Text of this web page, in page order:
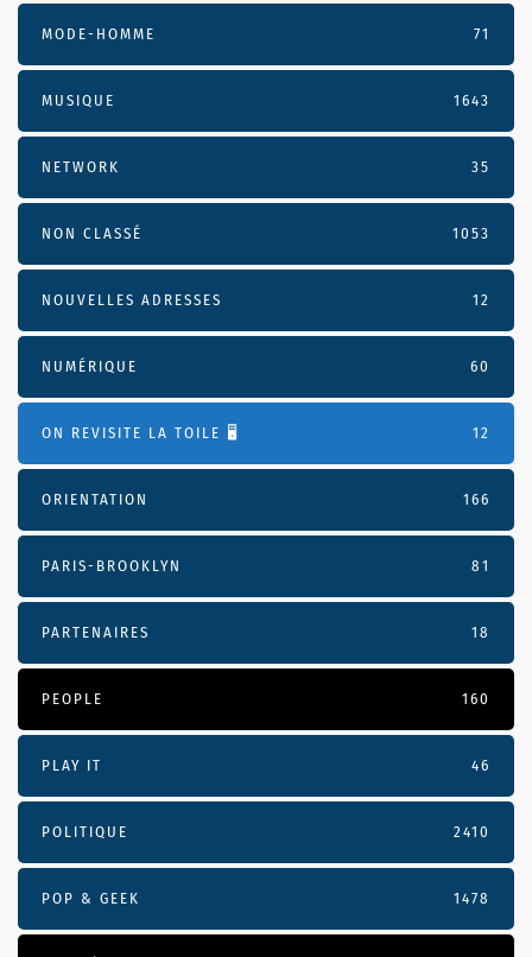
MODE-HOMME 71
MUSIQUE 1643
NETWORK 35
NON CLASSÉ 1053
NOUVELLES ADRESSES 12
NUMÉRIQUE 60
ON REVISITE LA TOILE 🖥️ 12
ORIENTATION 166
PARIS-BROOKLYN 81
PARTENAIRES 18
PEOPLE 160
PLAY IT 46
POLITIQUE 2410
POP & GEEK 1478